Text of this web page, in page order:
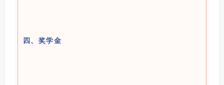
四、奖学金